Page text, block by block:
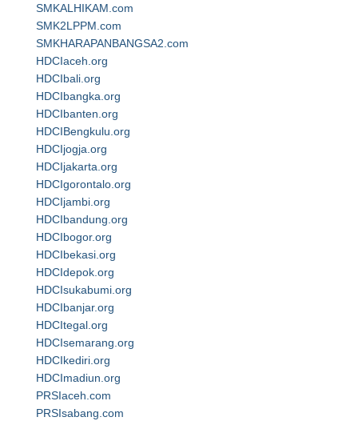
SMKALHIKAM.com
SMK2LPPM.com
SMKHARAPANBANGSA2.com
HDCIaceh.org
HDCIbali.org
HDCIbangka.org
HDCIbanten.org
HDCIBengkulu.org
HDCIjogja.org
HDCIjakarta.org
HDCIgorontalo.org
HDCIjambi.org
HDCIbandung.org
HDCIbogor.org
HDCIbekasi.org
HDCIdepok.org
HDCIsukabumi.org
HDCIbanjar.org
HDCItegal.org
HDCIsemarang.org
HDCIkediri.org
HDCImadiun.org
PRSIaceh.com
PRSIsabang.com